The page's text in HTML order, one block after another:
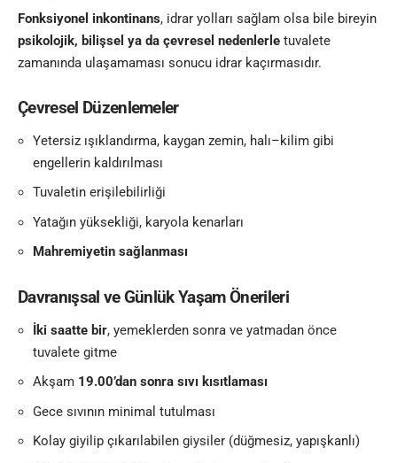
Fonksiyonel inkontinans, idrar yolları sağlam olsa bile bireyin
psikolojik, bilişsel ya da çevresel nedenlerle tuvalete
zamanında ulaşamaması sonucu idrar kaçırmasıdır.
Çevresel Düzenlemeler
Yetersiz ışıklandırma, kaygan zemin, halı–kilim gibi
engellerin kaldırılması
Tuvaletin erişilebilirliği
Yatağın yüksekliği, karyola kenarları
Mahremiyetin sağlanması
Davranışsal ve Günlük Yaşam Önerileri
İki saatte bir, yemeklerden sonra ve yatmadan önce
tuvalete gitme
Akşam 19.00’dan sonra sıvı kısıtlaması
Gece sıvının minimal tutulması
Kolay giyilip çıkarılabilen giysiler (düğmesiz, yapışkanlı)